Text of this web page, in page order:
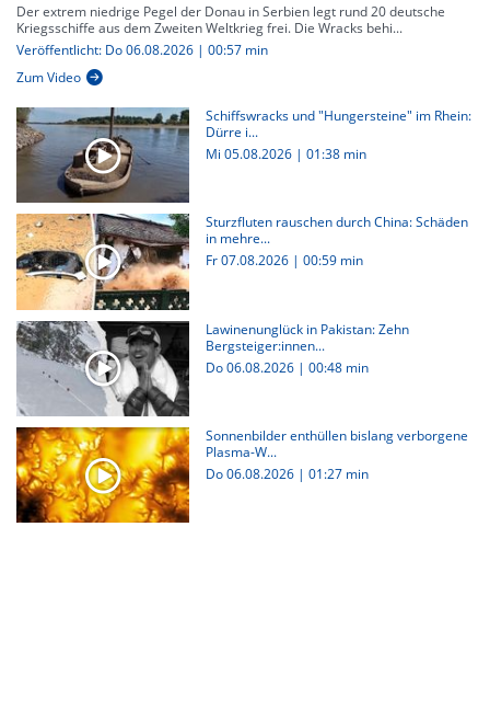
Der extrem niedrige Pegel der Donau in Serbien legt rund 20 deutsche
Kriegsschiffe aus dem Zweiten Weltkrieg frei. Die Wracks behi...
Veröffentlicht: Do 06.08.2026 | 00:57 min
Zum Video
Schiffswracks und "Hungersteine" im Rhein:
Dürre i...
Mi 05.08.2026 | 01:38 min
Sturzfluten rauschen durch China: Schäden
in mehre...
Fr 07.08.2026 | 00:59 min
Lawinenunglück in Pakistan: Zehn
Bergsteiger:innen...
Do 06.08.2026 | 00:48 min
Sonnenbilder enthüllen bislang verborgene
Plasma-W...
Do 06.08.2026 | 01:27 min